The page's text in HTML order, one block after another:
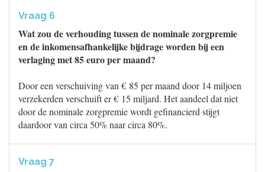
Vraag 6
Wat zou de verhouding tussen de nominale zorgpremie
en de inkomensafhankelijke bijdrage worden bij een
verlaging met 85 euro per maand?
Door een verschuiving van € 85 per maand door 14 miljoen
verzekerden verschuift er € 15 miljard. Het aandeel dat niet
door de nominale zorgpremie wordt gefinancierd stijgt
daardoor van circa 50% naar circa 80%.
Vraag 7